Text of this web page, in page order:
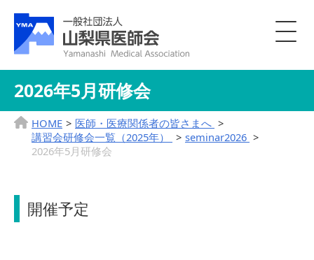
2026年5月研修会
HOME
医師・医療関係者の皆さまへ
講習会研修会一覧（2025年）
seminar2026
2026年5月研修会
開催予定